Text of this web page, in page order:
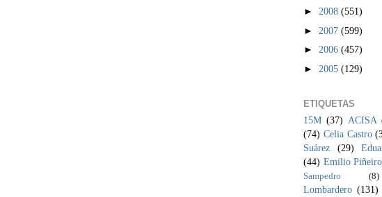
► 2008 (551)
► 2007 (599)
► 2006 (457)
► 2005 (129)
ETIQUETAS
15M (37) ACISA
(74) Celia Castro
Suárez
(29)
(44) Emilio
Sampedro
(8)
Lombardero (131)